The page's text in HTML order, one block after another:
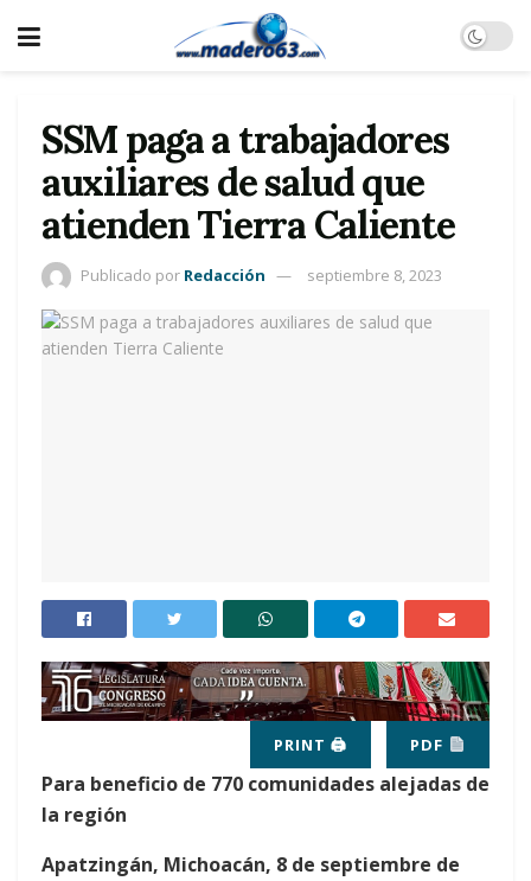
SSM paga a trabajadores
auxiliares de salud que
atienden Tierra Caliente
Publicado por Redacción septiembre 8, 2023
PRINT 🖨 PDF
Para beneficio de 770 comunidades alejadas de
la región
Apatzingán, Michoacán, 8 de septiembre de